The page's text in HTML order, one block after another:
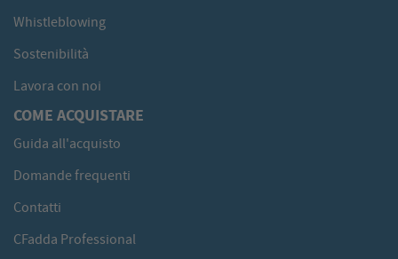
Whistleblowing
Sostenibilità
Lavora con noi
COME ACQUISTARE
Guida all'acquisto
Domande frequenti
Contatti
CFadda Professional